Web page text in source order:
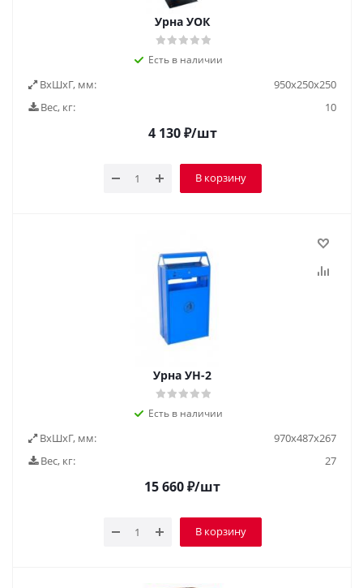
Урна УОК
Есть в наличии
ВxШxГ, мм:
950х250х250
Вес, кг:
10
4 130₽/шт
В корзину
Урна УН-2
Есть в наличии
ВxШxГ, мм:
970х487х267
Вес, кг:
27
15 660₽/шт
В корзину